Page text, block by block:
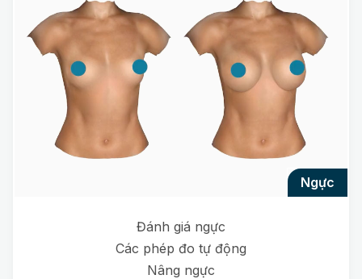
ngực
Đánh giá ngực
Các phép đo tự động
Nâng ngực